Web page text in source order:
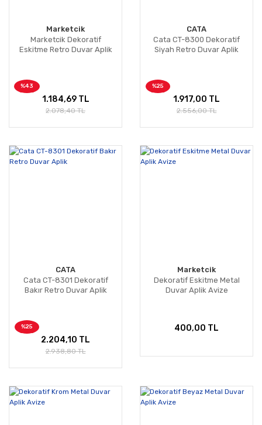
Marketcik
Marketcik Dekoratif
Eskitme Retro Duvar Aplik
%43
1.184,69 TL
2.078,40 TL
CATA
Cata CT-8300 Dekoratif
Siyah Retro Duvar Aplik
%25
1.917,00 TL
2.556,00 TL
CATA
Cata CT-8301 Dekoratif
Bakır Retro Duvar Aplik
%25
2.204,10 TL
2.938,80 TL
Marketcik
Dekoratif Eskitme Metal
Duvar Aplik Avize
400,00 TL